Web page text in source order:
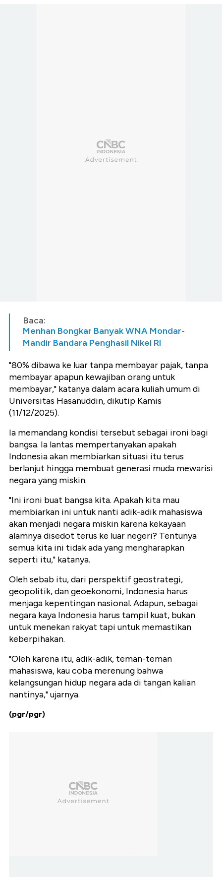
Baca:
Menhan Bongkar Banyak WNA Mondar-
Mandir Bandara Penghasil Nikel RI
"80% dibawa ke luar tanpa membayar pajak, tanpa
membayar apapun kewajiban orang untuk
membayar," katanya dalam acara kuliah umum di
Universitas Hasanuddin, dikutip Kamis
(11/12/2025).
Ia memandang kondisi tersebut sebagai ironi bagi
bangsa. Ia lantas mempertanyakan apakah
Indonesia akan membiarkan situasi itu terus
berlanjut hingga membuat generasi muda mewarisi
negara yang miskin.
"Ini ironi buat bangsa kita. Apakah kita mau
membiarkan ini untuk nanti adik-adik mahasiswa
akan menjadi negara miskin karena kekayaan
alamnya disedot terus ke luar negeri? Tentunya
semua kita ini tidak ada yang mengharapkan
seperti itu," katanya.
Oleh sebab itu, dari perspektif geostrategi,
geopolitik, dan geoekonomi, Indonesia harus
menjaga kepentingan nasional. Adapun, sebagai
negara kaya Indonesia harus tampil kuat, bukan
untuk menekan rakyat tapi untuk memastikan
keberpihakan.
"Oleh karena itu, adik-adik, teman-teman
mahasiswa, kau coba merenung bahwa
kelangsungan hidup negara ada di tangan kalian
nantinya," ujarnya.
(pgr/pgr)